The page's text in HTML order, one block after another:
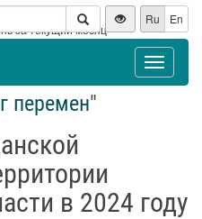
за текущий месяц
Ru En
Toggle
перемен"
в 2024 году